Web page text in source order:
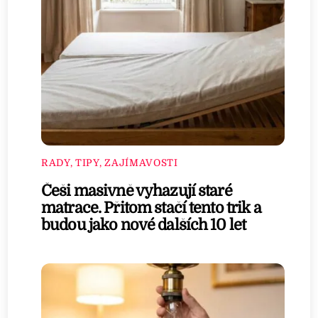
RADY, TIPY, ZAJÍMAVOSTI
Češi masivně vyhazují staré
matrace. Přitom stačí tento trik a
budou jako nové dalších 10 let